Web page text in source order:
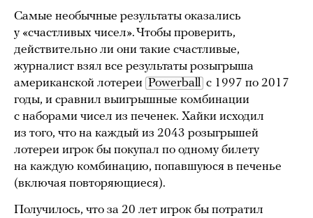
Самые необычные результаты оказались
у «счастливых чисел». Чтобы проверить,
действительно ли они такие счастливые,
журналист взял все результаты розыгрыша
американской лотереи Powerball с 1997 по 2017
годы, и сравнил выигрышные комбинации
с наборами чисел из печенек. Хайки исходил
из того, что на каждый из 2043 розыгрышей
лотереи игрок бы покупал по одному билету
на каждую комбинацию, попавшуюся в печенье
(включая повторяющиеся).
Получилось, что за 20 лет игрок бы потратил